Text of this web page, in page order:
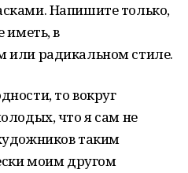
Напишите только,
иметь, в
или радикальном стиле.
то вокруг
что я сам не
таким
моим другом